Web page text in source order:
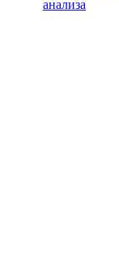
анализа